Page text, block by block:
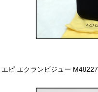
エピ エクランビジュー M48227